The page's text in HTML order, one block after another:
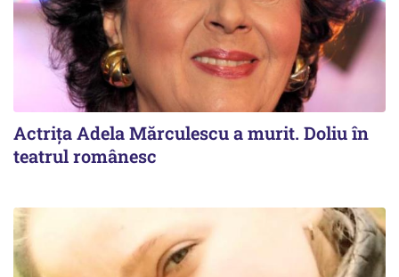
Actrița Adela Mărculescu a murit. Doliu în
teatrul românesc